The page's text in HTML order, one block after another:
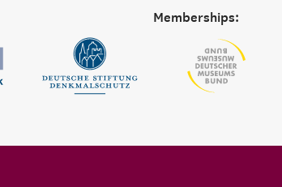
Memberships: